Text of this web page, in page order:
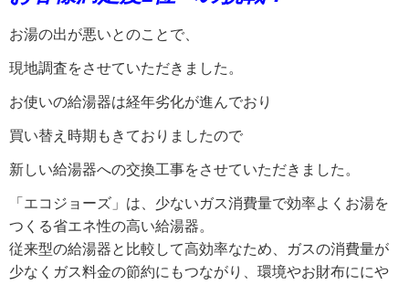
お湯の出が悪いとのことで、
現地調査をさせていただきました。
お使いの給湯器は経年劣化が進んでおり
買い替え時期もきておりましたので
新しい給湯器への交換工事をさせていただきました。
「エコジョーズ」は、少ないガス消費量で効率よくお湯を
つくる省エネ性の高い給湯器。
従来型の給湯器と比較して高効率なため、ガスの消費量が
少なくガス料金の節約にもつながり、環境やお財布ににや